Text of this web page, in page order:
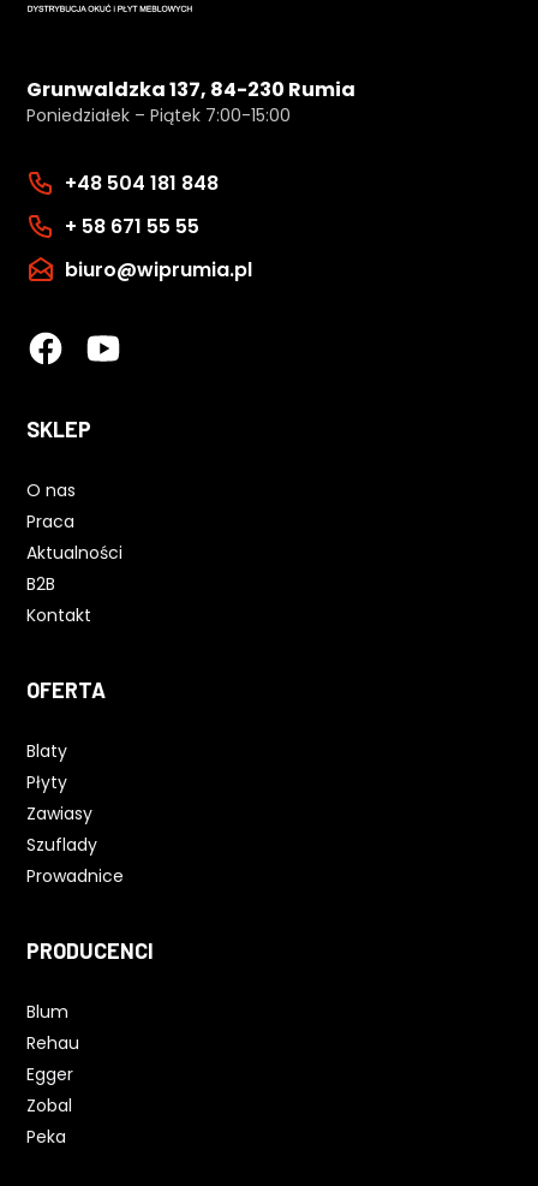
Grunwaldzka 137, 84-230 Rumia
Poniedziałek – Piątek 7:00-15:00
+48 504 181 848
+ 58 671 55 55
biuro@wiprumia.pl
SKLEP
O nas
Praca
Aktualności
B2B
Kontakt
OFERTA
Blaty
Płyty
Zawiasy
Szuflady
Prowadnice
PRODUCENCI
Blum
Rehau
Egger
Zobal
Peka